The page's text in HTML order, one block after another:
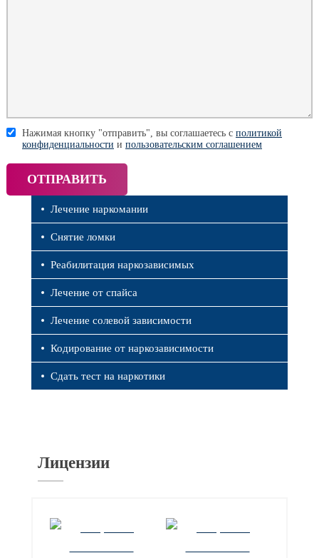
Лечение наркомании
Снятие ломки
Реабилитация наркозависимых
Лечение от спайса
Лечение солевой зависимости
Кодирование от наркозависимости
Сдать тест на наркотики
Лицензии
Нажимая кнопку "отправить", вы соглашаетесь с политикой
конфиденциальности и пользовательским соглашением